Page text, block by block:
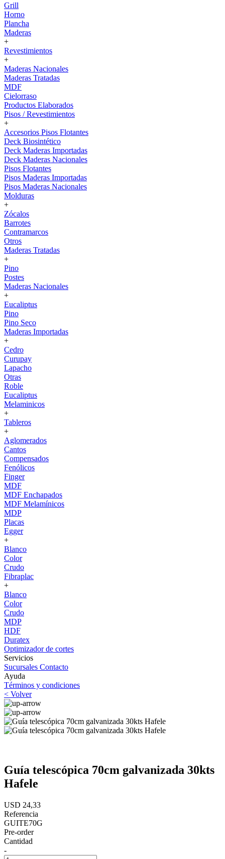
Grill
Horno
Plancha
Maderas
+
Revestimientos
+
Maderas Nacionales
Maderas Tratadas
MDF
Cielorraso
Productos Elaborados
Pisos / Revestimientos
+
Accesorios Pisos Flotantes
Deck Biosintético
Deck Maderas Importadas
Deck Maderas Nacionales
Pisos Flotantes
Pisos Maderas Importadas
Pisos Maderas Nacionales
Molduras
+
Zócalos
Barrotes
Contramarcos
Otros
Maderas Tratadas
+
Pino
Postes
Maderas Nacionales
+
Eucaliptus
Pino
Pino Seco
Maderas Importadas
+
Cedro
Curupay
Lapacho
Otras
Roble
Eucaliptus
Melaminicos
+
Tableros
+
Aglomerados
Cantos
Compensados
Fenólicos
Finger
MDF
MDF Enchapados
MDF Melamínicos
MDP
Placas
Egger
+
Blanco
Color
Crudo
Fibraplac
+
Blanco
Color
Crudo
MDP
HDF
Duratex
Optimizador de cortes
Servicios
Sucursales Contacto
Ayuda
Términos y condiciones
< Volver
Guía telescópica 70cm galvanizada 30kts
Hafele
USD 24,33
Referencia
GUITE70G
Pre-order
Cantidad
-